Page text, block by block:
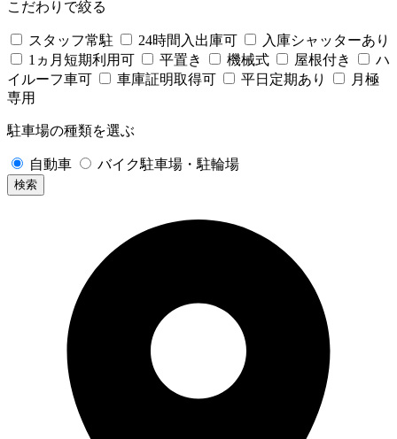
こだわりで絞る
スタッフ常駐 24時間入出庫可
入庫シャッターあり
1ヵ月短期利用可
平置き 機械式 屋根付き
ハ
イルーフ車可
車庫証明取得可 平日定期あり
月極
専用
駐車場の種類を選ぶ
自動車 バイク駐車場・駐輪場
検索